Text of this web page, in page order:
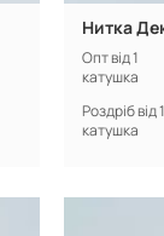
Нитка
Опт від 1
катушка
Роздріб від 1
катушка